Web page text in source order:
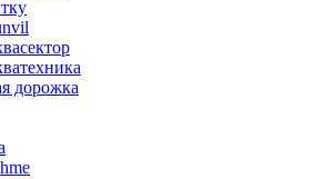
дорожка